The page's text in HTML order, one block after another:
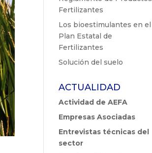
Fertilizantes
Los bioestimulantes en el
Plan Estatal de
Fertilizantes
Solución del suelo
ACTUALIDAD
Actividad de AEFA
Empresas Asociadas
Entrevistas técnicas del
sector